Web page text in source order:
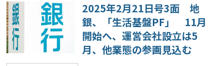
2025年2月21日号3面 地
銀、「生活基盤PF」 11月
開始へ、運営会社設立は5
月、他業態の参画見込む